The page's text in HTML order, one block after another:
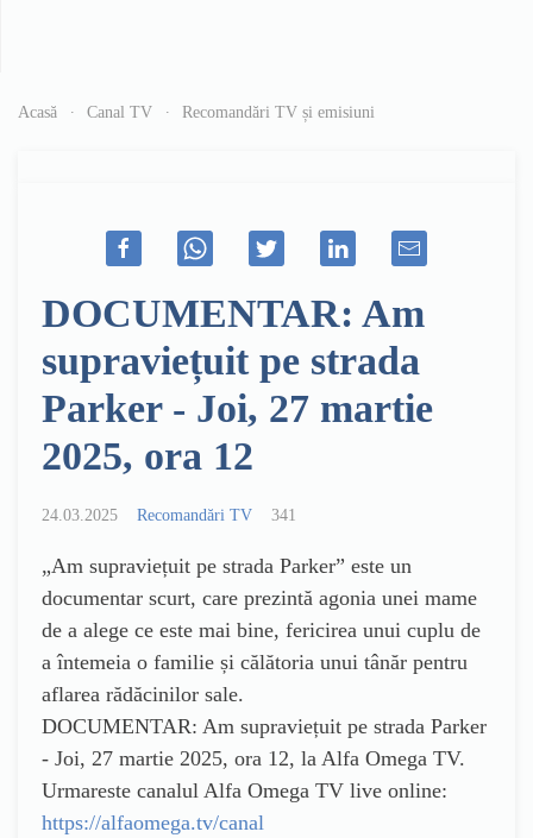
Acasă Canal TV Recomandări TV și emisiuni
DOCUMENTAR: Am
supraviețuit pe strada
Parker - Joi, 27 martie
2025, ora 12
24.03.2025 Recomandări TV 341
„Am supraviețuit pe strada Parker” este un
documentar scurt, care prezintă agonia unei mame
de a alege ce este mai bine, fericirea unui cuplu de
a întemeia o familie și călătoria unui tânăr pentru
aflarea rădăcinilor sale.
DOCUMENTAR: Am supraviețuit pe strada Parker
- Joi, 27 martie 2025, ora 12, la Alfa Omega TV.
Urmareste canalul Alfa Omega TV live online:
https://alfaomega.tv/canal